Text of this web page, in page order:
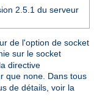
2.5.1 du serveur
de l'option de socket
sur le socket
directive
que none. Dans tous
de détails, voir la